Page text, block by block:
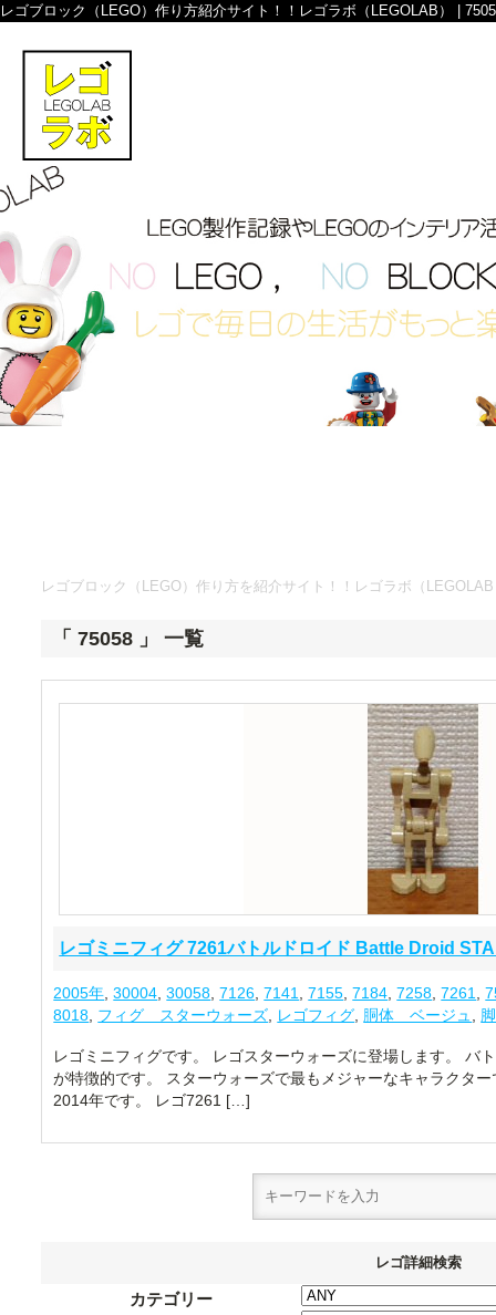
レゴブロック（LEGO）作り方紹介サイト！！レゴラボ（LEGOLAB） |
レゴブロック（LEGO）作り方を紹介サイト！！レゴラボ（
「 75058 」 一覧
レゴミニフィグ 7261バトルドロイド Battle Droid
2005年 ,30004 ,30058 ,7126 ,7141 ,7155 ,7184 ,7258 ,7261 ,
8018 フィグ スターウォーズ レゴフィグ 胴体 ベージュ
レゴミニフィグです。 レゴスターウォーズに登場します。 バ
が特徴的です。 スターウォーズで最もメジャーなキャラクタ
2014年です。 レゴ7261 […]
レゴ詳細検索
カテゴリー